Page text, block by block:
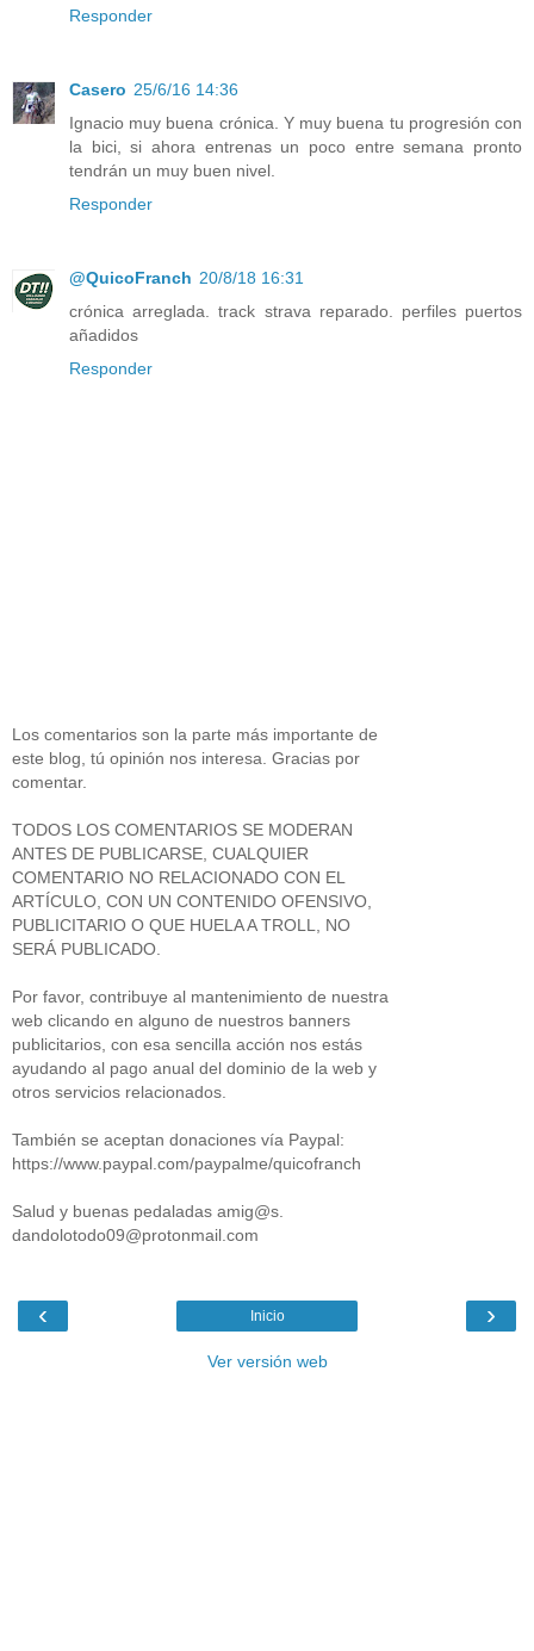
Responder
Casero 25/6/16 14:36
Ignacio muy buena crónica. Y muy buena tu progresión con
la bici, si ahora entrenas un poco entre semana pronto
tendrán un muy buen nivel.
Responder
@QuicoFranch 20/8/18 16:31
crónica arreglada. track strava reparado. perfiles puertos
añadidos
Responder
Los comentarios son la parte más importante de
este blog, tú opinión nos interesa. Gracias por
comentar.
TODOS LOS COMENTARIOS SE MODERAN
ANTES DE PUBLICARSE, CUALQUIER
COMENTARIO NO RELACIONADO CON EL
ARTÍCULO, CON UN CONTENIDO OFENSIVO,
PUBLICITARIO O QUE HUELA A TROLL, NO
SERÁ PUBLICADO.
Por favor, contribuye al mantenimiento de nuestra
web clicando en alguno de nuestros banners
publicitarios, con esa sencilla acción nos estás
ayudando al pago anual del dominio de la web y
otros servicios relacionados.
También se aceptan donaciones vía Paypal:
https://www.paypal.com/paypalme/quicofranch
Salud y buenas pedaladas amig@s.
dandolotodo09@protonmail.com
‹ ›
Inicio
Ver versión web